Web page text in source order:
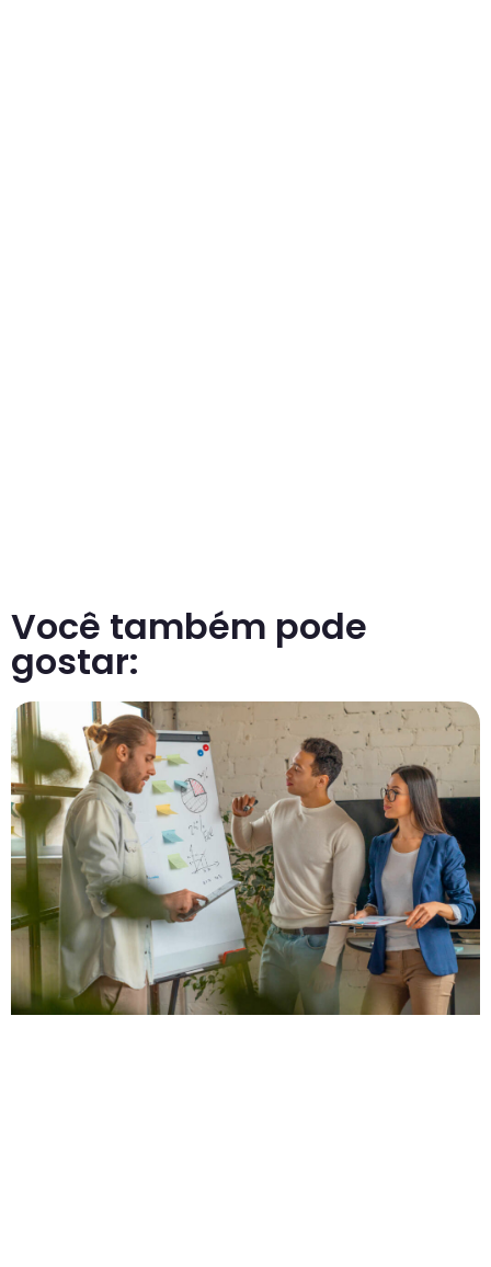
Você também pode
gostar: